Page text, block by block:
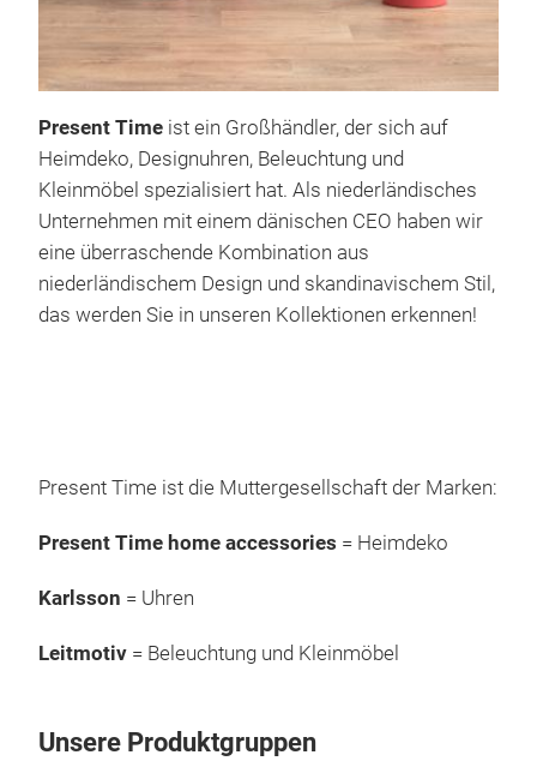
Present Time ist ein Großhändler, der sich auf
Heimdeko, Designuhren, Beleuchtung und
Kleinmöbel spezialisiert hat. Als niederländisches
Unternehmen mit einem dänischen CEO haben wir
eine überraschende Kombination aus
niederländischem Design und skandinavischem Stil,
das werden Sie in unseren Kollektionen erkennen!
Present Time ist die Muttergesellschaft der Marken:
Present Time home accessories = Heimdeko
Karlsson = Uhren
Leitmotiv = Beleuchtung und Kleinmöbel
Unsere Produktgruppen